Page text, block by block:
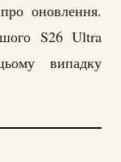
оновлення.
S26 Ultra
випадку